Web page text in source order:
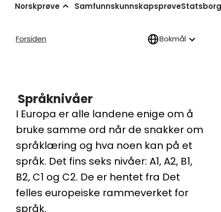
Norskprøve Samfunnskunnskapsprøve
Forsiden Bokmål
Språknivåer
I Europa er alle landene enige om å
bruke samme ord når de snakker om
språklæring og hva noen kan på et
språk. Det fins seks nivåer: A1, A2, B1,
B2, C1 og C2. De er hentet fra Det
felles europeiske rammeverket for
språk.